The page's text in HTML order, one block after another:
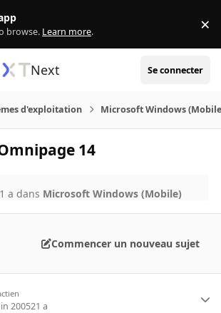
browse. Learn more. ×
Next Se connecter
d'exploitation Microsoft Windows
14
a dans Microsoft Windows (Mobile)
Commencer un nouveau sujet
200521 a